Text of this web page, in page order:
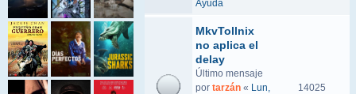
Ayuda
MkvTollnix
no aplica el
delay
Último mensaje
por tarzán « Lun,
14025